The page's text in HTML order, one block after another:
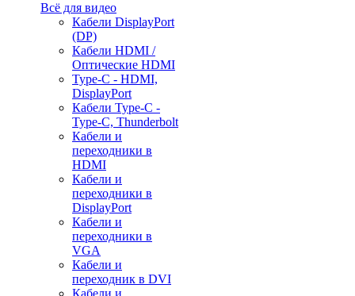
Всё для видео
Кабели DisplayPort
(DP)
Кабели HDMI /
Оптические HDMI
Type-C - HDMI,
DisplayPort
Кабели Type-C -
Type-C, Thunderbolt
Кабели и
переходники в
HDMI
Кабели и
переходники в
DisplayPort
Кабели и
переходники в
VGA
Кабели и
переходник в DVI
Кабели и